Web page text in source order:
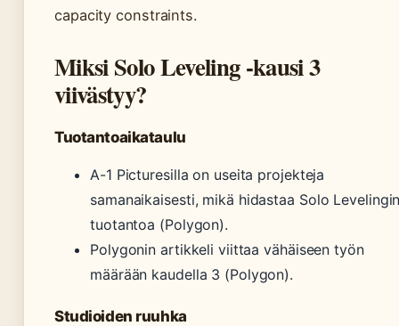
capacity constraints.
Miksi Solo Leveling -kausi 3
viivästyy?
Tuotantoaikataulu
A-1 Picturesilla on useita projekteja
samanaikaisesti, mikä hidastaa Solo
tuotantoa (Polygon).
Polygonin artikkeli viittaa vähäiseen työn
määrään kaudella 3 (Polygon).
Studioiden ruuhka